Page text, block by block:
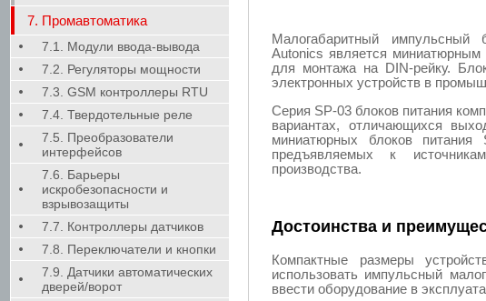
7. Промавтоматика
7.1. Модули ввода-вывода
7.2. Регуляторы мощности
7.3. GSM контроллеры RTU
7.4. Твердотельные реле
7.5. Преобразователи
интерфейсов
7.6. Барьеры
искробезопасности и
взрывозащиты
7.7. Контроллеры датчиков
7.8. Переключатели и кнопки
7.9. Датчики автоматических
дверей/ворот
Малогабаритный импульсный
Autonics является миниатюрным
для монтажа на DIN-рейку.
электронных устройств в
Серия SP-03 блоков питания
вариантах, отличающихся
миниатюрных блоков питания
предъявляемых к
производства.
Достоинства и
Компактные размеры
использовать импульсный
ввести оборудование в